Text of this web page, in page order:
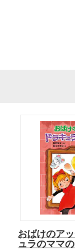
おばけのア
ュラのママ